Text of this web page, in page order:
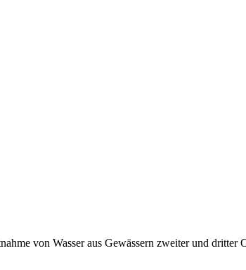
von Wasser aus Gewässern zweiter und dritter